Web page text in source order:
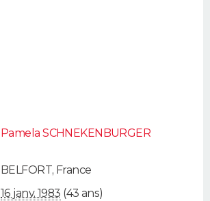
Pamela SCHNEKENBURGER
BELFORT, France
16 janv. 1983 (43 ans)